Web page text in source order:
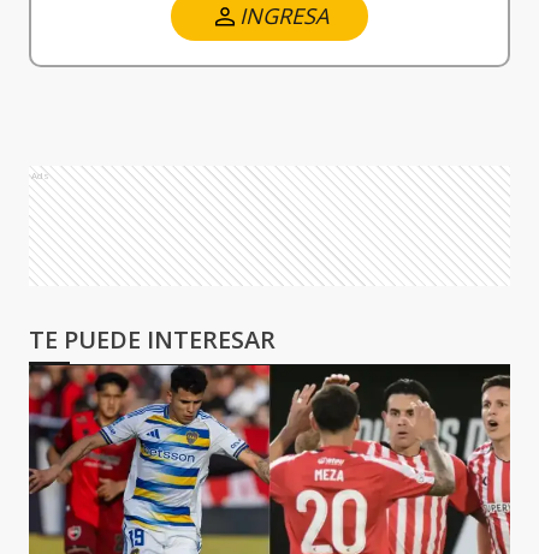
INGRESA
Ads
TE PUEDE INTERESAR